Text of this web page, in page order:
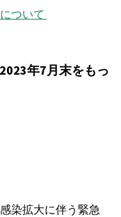
ついて
年7月末をもっ
染拡大に伴う緊急